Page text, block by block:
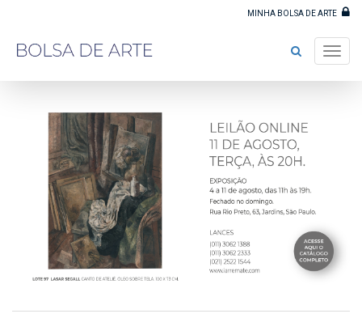
MINHA BOLSA DE ARTE